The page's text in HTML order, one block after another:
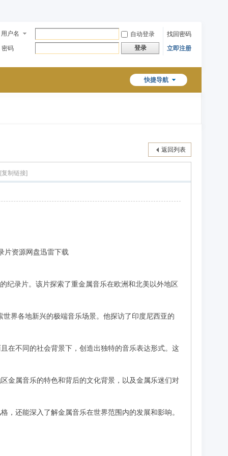
用户名 自动登录
找回密码
密码
登录 立即注册
快捷导航
返回列表
[复制链接]
片资源网盘迅雷下载
纪录片。该片探索了重金属音乐在欧洲和北美以外地区
界各地新兴的极端音乐场景。他探访了印度尼西亚的
在不同的社会背景下，创造出独特的音乐表达形式。这
金属音乐的特色和背后的文化背景，以及金属乐迷们对
还能深入了解金属音乐在世界范围内的发展和影响。